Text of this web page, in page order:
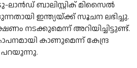
ലാൻഡ് ബാലിസ്റ്റിക് മിസൈൽ
ഇന്ത്യയ്ക്ക് സൂചന ലഭിച്ചു.
നടക്കുമെന്ന് അറിയിച്ചിട്ടുണ്ട്.
കാണുമെന്ന് കേന്ദ്ര
പറയുന്നു.